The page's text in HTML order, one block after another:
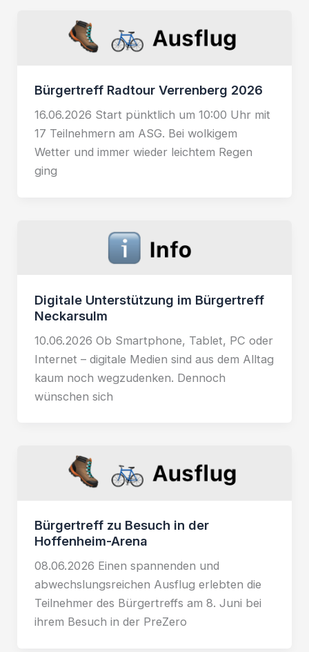
Bürgertreff Radtour Verrenberg 2026
16.06.2026 Start pünktlich um 10:00 Uhr mit
17 Teilnehmern am ASG. Bei wolkigem
Wetter und immer wieder leichtem Regen
ging
Digitale Unterstützung im Bürgertreff
Neckarsulm
10.06.2026 Ob Smartphone, Tablet, PC oder
Internet – digitale Medien sind aus dem Alltag
kaum noch wegzudenken. Dennoch
wünschen sich
Bürgertreff zu Besuch in der
Hoffenheim-Arena
08.06.2026 Einen spannenden und
abwechslungsreichen Ausflug erlebten die
Teilnehmer des Bürgertreffs am 8. Juni bei
ihrem Besuch in der PreZero